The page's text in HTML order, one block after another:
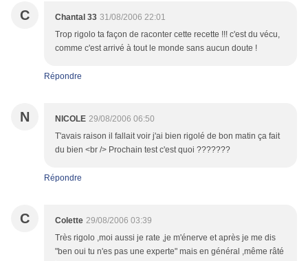
C Chantal 33 31/08/2006 22:01
Trop rigolo ta façon de raconter cette recette !!! c'est du vécu,
comme c'est arrivé à tout le monde sans aucun doute !
Répondre
N NICOLE 29/08/2006 06:50
T'avais raison il fallait voir j'ai bien rigolé de bon matin ça fait
du bien <br /> Prochain test c'est quoi ???????
Répondre
C Colette 29/08/2006 03:39
Très rigolo ,moi aussi je rate ,je m'énerve et après je me dis
"ben oui tu n'es pas une experte" mais en général ,même râté